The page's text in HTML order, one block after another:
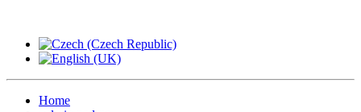
Home